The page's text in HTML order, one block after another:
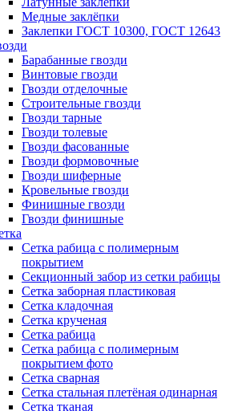
Медные заклёпки
Заклепки ГОСТ 10300, ГОСТ 12643
Барабанные гвозди
Винтовые гвозди
Гвозди отделочные
Строительные гвозди
Гвозди тарные
Гвозди толевые
Гвозди фасованные
Гвозди формовочные
Гвозди шиферные
Кровельные гвозди
Финишные гвозди
Гвозди финишные
Сетка рабица с полимерным
покрытием
Секционный забор из сетки рабицы
Сетка заборная пластиковая
Сетка кладочная
Сетка крученая
Сетка рабица
Сетка рабица с полимерным
покрытием фото
Сетка сварная
Сетка стальная плетёная одинарная
Сетка тканая